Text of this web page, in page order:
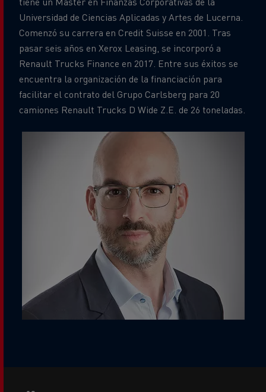
Universidad de Ciencias Aplicadas y Artes de Lucerna.
Comenzó su carrera en Credit Suisse en 2001. Tras
pasar seis años en Xerox Leasing, se incorporó a
Renault Trucks Finance en 2017. Entre sus éxitos se
encuentra la organización de la financiación para
facilitar el contrato del Grupo Carlsberg para 20
camiones Renault Trucks D Wide Z.E. de 26 toneladas.